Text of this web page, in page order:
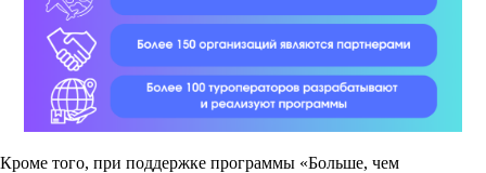
Кроме того, при поддержке программы «Больше, чем